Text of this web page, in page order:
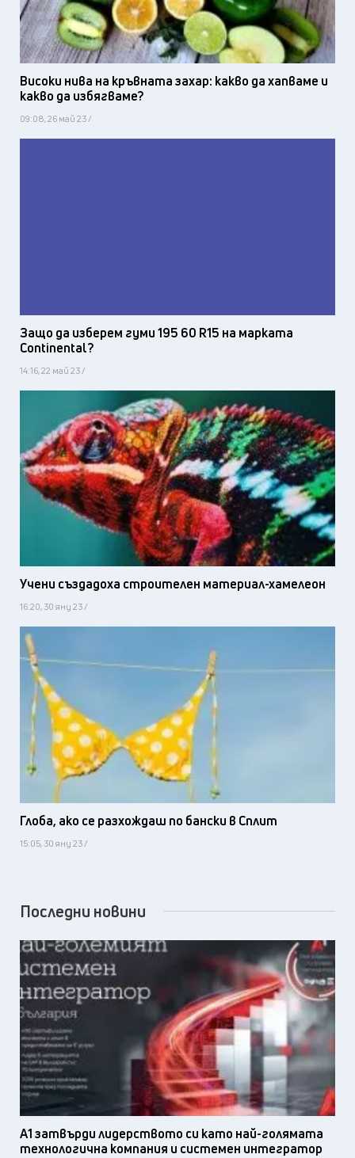
Високи нива на кръвната захар: какво да хапваме и
какво да избягваме?
09:08, 26 май 23 /
Защо да изберем гуми 195 60 R15 на марката
Continental?
14:16, 22 май 23 /
Учени създадоха строителен материал-хамелеон
16:20, 30 яну 23 /
Глоба, ако се разхождаш по бански в Сплит
15:05, 30 яну 23 /
Последни новини
А1 затвърди лидерството си като най-голямата
технологична компания и системен интегратор